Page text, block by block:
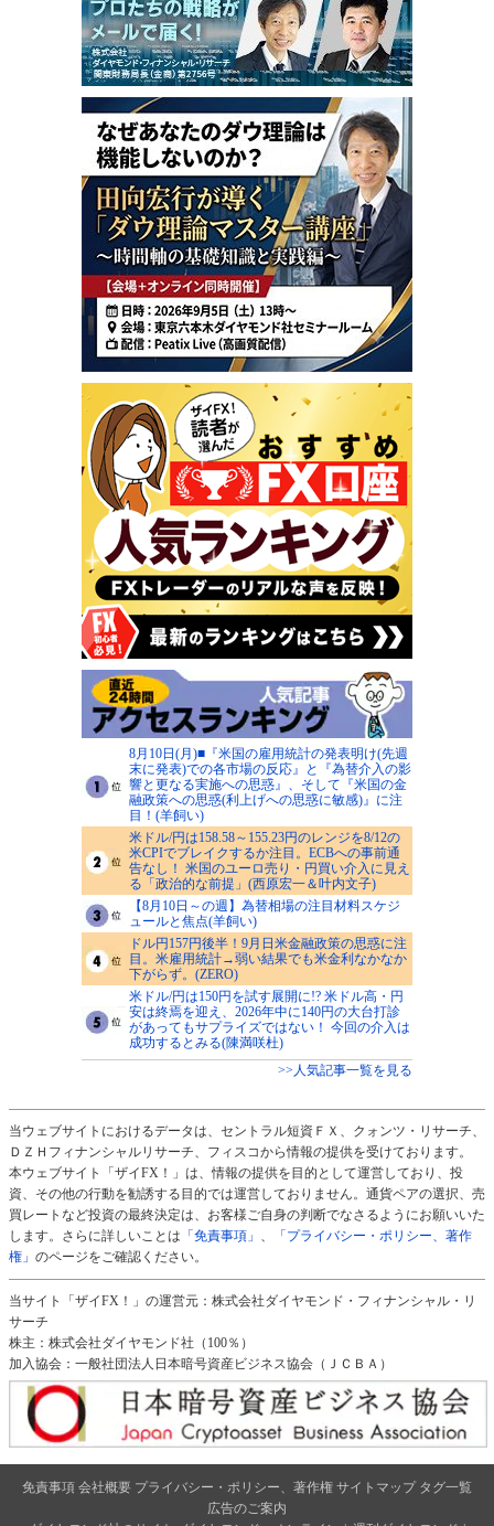
8月10日(月)■『米国の雇用統計の発表明け(先週
末に発表)での各市場の反応』と『為替介入の影
響と更なる実施への思惑』、そして『米国の金
融政策への思惑(利上げへの思惑に敏感)』に注
目！(羊飼い)
米ドル/円は158.58～155.23円のレンジを8/12の
米CPIでブレイクするか注目。ECBへの事前通
告なし！ 米国のユーロ売り・円買い介入に見え
る「政治的な前提」(西原宏一＆叶内文子)
【8月10日～の週】為替相場の注目材料スケジ
ュールと焦点(羊飼い)
ドル円157円後半！9月日米金融政策の思惑に注
目。米雇用統計→弱い結果でも米金利なかなか
下がらず。(ZERO)
米ドル/円は150円を試す展開に!? 米ドル高・円
安は終焉を迎え、2026年中に140円の大台打診
があってもサプライズではない！ 今回の介入は
成功するとみる(陳満咲杜)
>>人気記事一覧を見る
当ウェブサイトにおけるデータは、セントラル短資ＦＸ、クォンツ・リサーチ、
ＤＺＨフィナンシャルリサーチ、フィスコから情報の提供を受けております。
本ウェブサイト「ザイFX！」は、情報の提供を目的として運営しており、投
資、その他の行動を勧誘する目的では運営しておりません。通貨ペアの選択、売
買レートなど投資の最終決定は、お客様ご自身の判断でなさるようにお願いいた
します。さらに詳しいことは 「免責事項」 、
「プライバシー・ポリシー、著作
権」 のページをご確認ください。
当サイト「ザイFX！」の運営元：株式会社ダイヤモンド・フィナンシャル・リ
サーチ
株主：株式会社ダイヤモンド社（100％）
加入協会：一般社団法人日本暗号資産ビジネス協会（ＪＣＢＡ）
免責事項 会社概要 プライバシー・ポリシー、著作権 サイトマップ タグ一覧
広告のご案内